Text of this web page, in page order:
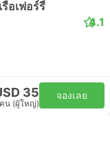
อเฟอร์รี่
4.1
35
น (ผู้ใหญ่)
จองเลย